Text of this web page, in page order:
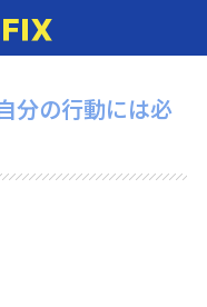
分の行動には必